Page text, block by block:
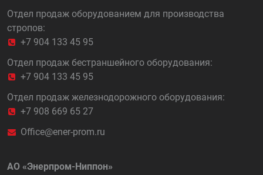
Отдел продаж оборудованием для производства
стропов:
+7 904 133 45 95
Отдел продаж бестраншейного оборудования:
+7 904 133 45 95
Отдел продаж железнодорожного оборудования:
+7 908 669 65 27
Office@ener-prom.ru
АО «Энерпром-Ниппон»